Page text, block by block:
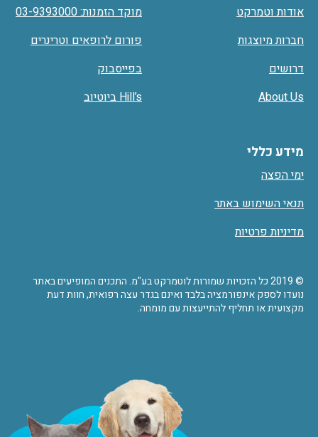
אודות וטמרקט
חברות מיוצגות
דרושים
About Us
מידע כללי
ימי הפצה
תנאי השימוש באתר
מדיניות פרטיות
מוקד הזמנות: 03-9393000
פורום לרופאים וטרינרים
בפייסבוק
Hill’s ביוטיוב
© 2019 כל הזכויות שמורות לוטמרקט בע"מ. התכנים המופיעים באתר
נועדו לספק אינפורמציה בלבד ואינם בגדר עצה רפואית, חוות דעת
מקצועית או תחליף להתייעצות עם מומחה.